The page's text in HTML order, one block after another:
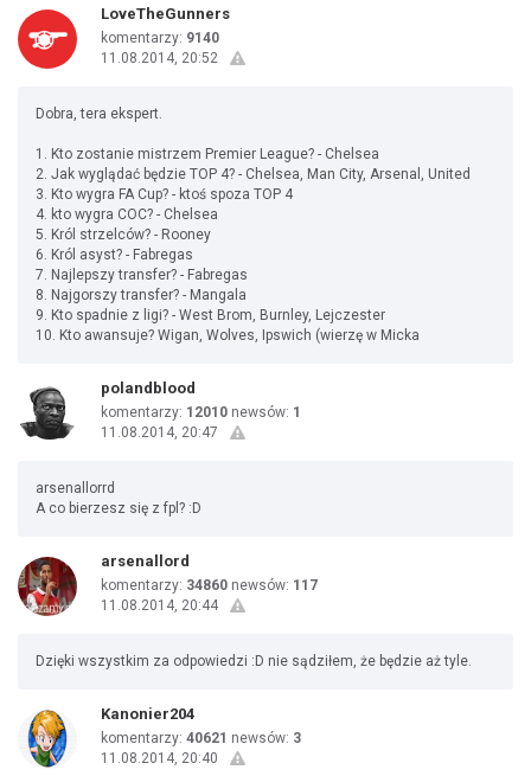
LoveTheGunners
komentarzy: 9140
11.08.2014, 20:52
Dobra, tera ekspert.
1. Kto zostanie mistrzem Premier League? - Chelsea
2. Jak wyglądać będzie TOP 4? - Chelsea, Man City, Arsenal, United
3. Kto wygra FA Cup? - ktoś spoza TOP 4
4. kto wygra COC? - Chelsea
5. Król strzelców? - Rooney
6. Król asyst? - Fabregas
7. Najlepszy transfer? - Fabregas
8. Najgorszy transfer? - Mangala
9. Kto spadnie z ligi? - West Brom, Burnley, Lejczester
10. Kto awansuje? Wigan, Wolves, Ipswich (wierzę w Micka
polandblood
komentarzy: 12010 newsów: 1
11.08.2014, 20:47
arsenallorrd
A co bierzesz się z fpl? :D
arsenallord
komentarzy: 34860 newsów: 117
11.08.2014, 20:44
Dzięki wszystkim za odpowiedzi :D nie sądziłem, że będzie aż tyle.
Kanonier204
komentarzy: 40621 newsów: 3
11.08.2014, 20:40